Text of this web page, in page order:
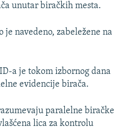
unutar biračkih mesta.
je navedeno, zabeležene na
a je tokom izbornog dana
evidencije birača.
paralelne biračke
lica za kontrolu